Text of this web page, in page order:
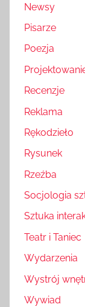
Newsy
Pisarze
Poezja
Recenzje
Reklama
Rękodzieło
Rysunek
Rzeźba
Socjologia
Sztuka
Teatr i Taniec
Wydarzenia
Wystrój
Wywiad